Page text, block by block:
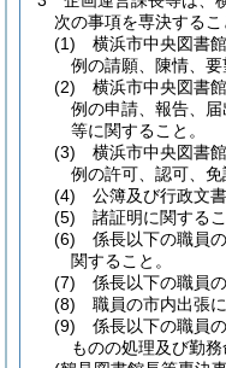
次の事項を専決するこ
(1)
横浜市中央図書
例の請願、陳情、要
(2)
横浜市中央図書
例の申請、報告、
等に関すること。
(3)
横浜市中央図書
例の許可、認可、免
(4)
公簿及び行政文
(5)
諸証明に関するこ
(6)
係長以下の職員
関すること。
(7)
係長以下の職員
(8)
職員の市内出張
(9)
係長以下の職員
ものの処理及び勤務